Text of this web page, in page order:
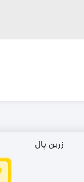
زرین پال